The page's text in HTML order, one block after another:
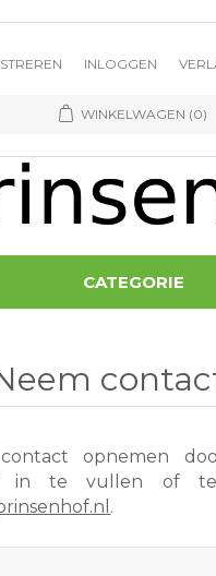
INLOGGEN
WINKELWAGEN (0)
CATEGORIE
opnemen
in te vullen of te
.